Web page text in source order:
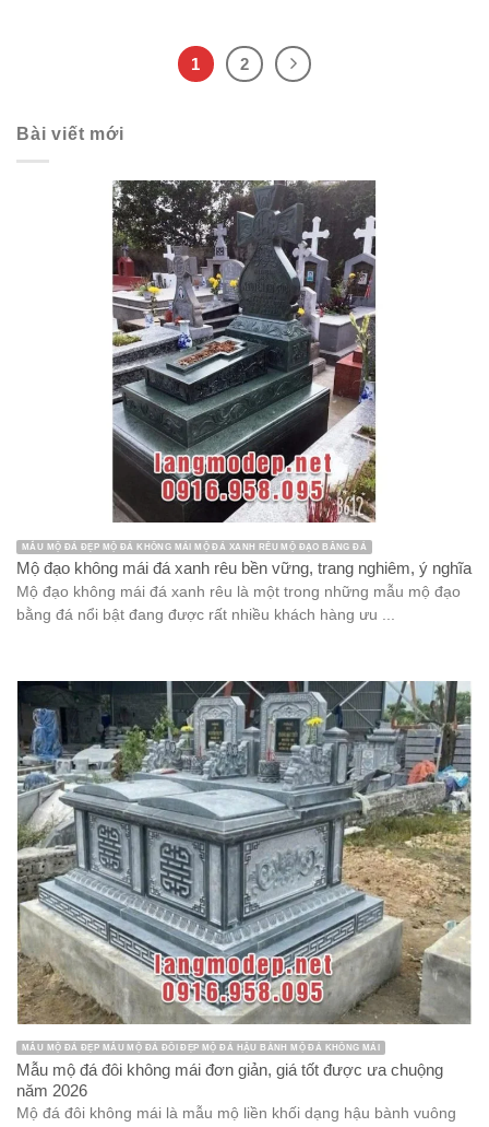
1 2
Bài viết mới
MẪU MỘ ĐÁ ĐẸP MỘ ĐÁ KHÔNG MÁI MỘ ĐÁ XANH RÊU MỘ ĐẠO BẰNG ĐÁ
Mộ đạo không mái đá xanh rêu bền vững, trang nghiêm, ý nghĩa
Mộ đạo không mái đá xanh rêu là một trong những mẫu mộ đạo
bằng đá nổi bật đang được rất nhiều khách hàng ưu ...
MẪU MỘ ĐÁ ĐẸP MẪU MỘ ĐÁ ĐÔI ĐẸP MỘ ĐÁ HẬU BÀNH MỘ ĐÁ KHÔNG MÁI
Mẫu mộ đá đôi không mái đơn giản, giá tốt được ưa chuộng
năm 2026
Mộ đá đôi không mái là mẫu mộ liền khối dạng hậu bành vuông